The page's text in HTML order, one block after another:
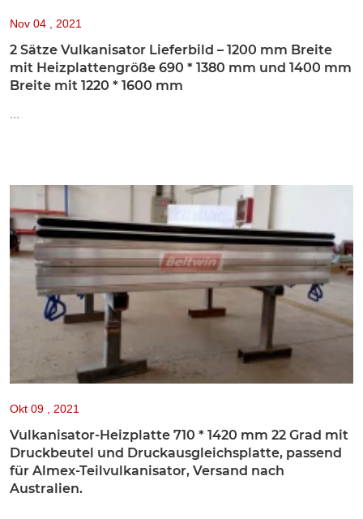
Nov 04 , 2021
2 Sätze Vulkanisator Lieferbild – 1200 mm Breite
mit Heizplattengröße 690 * 1380 mm und 1400 mm
Breite mit 1220 * 1600 mm
...
Okt 09 , 2021
Vulkanisator-Heizplatte 710 * 1420 mm 22 Grad mit
Druckbeutel und Druckausgleichsplatte, passend
für Almex-Teilvulkanisator, Versand nach
Australien.